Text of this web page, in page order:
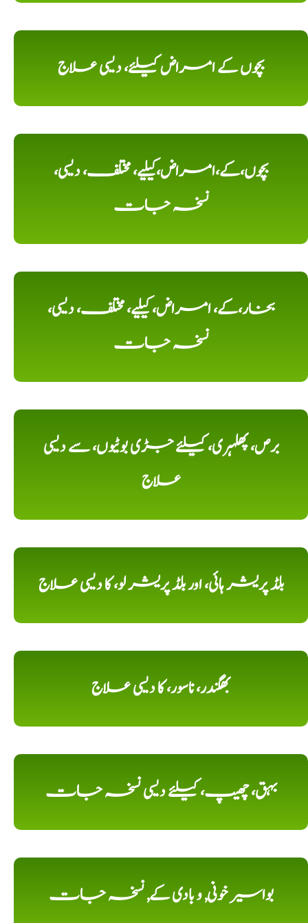
بچوں کے امراض کیلئے، دیسی علاج
بچوں،کے،امراض،کیلیے، مختلف، دیسی،
نسخہ جات
بخار،کے، امراض، کیلیے، مختلف، دیسی،
نسخہ جات
برص، پھلہری، کیلئے جڑی بوٹیوں، سے دیسی
علاج
بلڈ پریشر ہائی، اور بلڈ پریشر لو، کا دیسی علاج
بھگندر، ناسور، کا دیسی علاج
بہق، چھیپ، کیلئے دیسی نسخہ جات
بواسیر خونی, و بادی کے, نسخہ جات